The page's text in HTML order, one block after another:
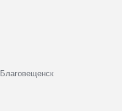
Благовещенск